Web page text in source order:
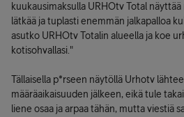
kuukausimaksulla URHOtv Total
lätkää ja tuplasti enemmän jalkapalloa
asutko URHOtv Totalin alueella ja koe
kotisohvallasi."
Tällaisella p*rseen näytöllä Urhotv
määräaikaisuuden jälkeen, eikä tule
liene osaa ja arpaa tähän, mutta viestiä